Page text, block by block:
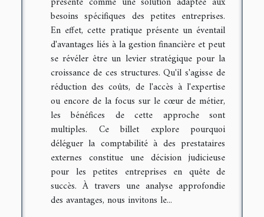
besoins spécifiques des petites entreprises.
En effet, cette pratique présente un éventail
d'avantages liés à la gestion financière et peut
se révéler être un levier stratégique pour la
croissance de ces structures. Qu'il s'agisse de
réduction des coûts, de l'accès à l'expertise
ou encore de la focus sur le cœur de métier,
les bénéfices de cette approche sont
multiples. Ce billet explore pourquoi
déléguer la comptabilité à des prestataires
externes constitue une décision judicieuse
pour les petites entreprises en quête de
succès. À travers une analyse approfondie
des avantages, nous invitons le...